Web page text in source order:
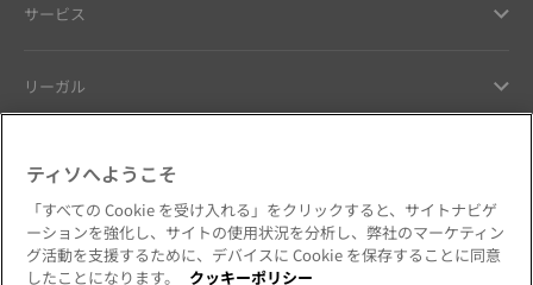
サービス
リーガル
お客様へのお約束
ティソへようこそ
「すべての Cookie を受け入れる」をクリックすると、サイトナビゲ
ーションを強化し、サイトの使用状況を分析し、弊社のマーケティン
グ活動を支援するために、デバイスに Cookie を保存することに同意
したことになります。
クッキーポリシー